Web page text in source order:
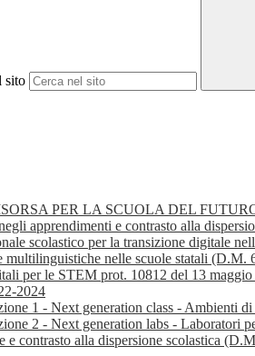
sito
PER LA SCUOLA DEL
apprendimenti e contrasto alla
scolastico per la transizione digitale
multilinguistiche nelle scuole statali (D.M.
per le STEM prot. 10812 del 13 maggio
2024
1 - Next generation class - Ambienti
2 - Next generation labs - Laboratori
e contrasto alla dispersione scolastica